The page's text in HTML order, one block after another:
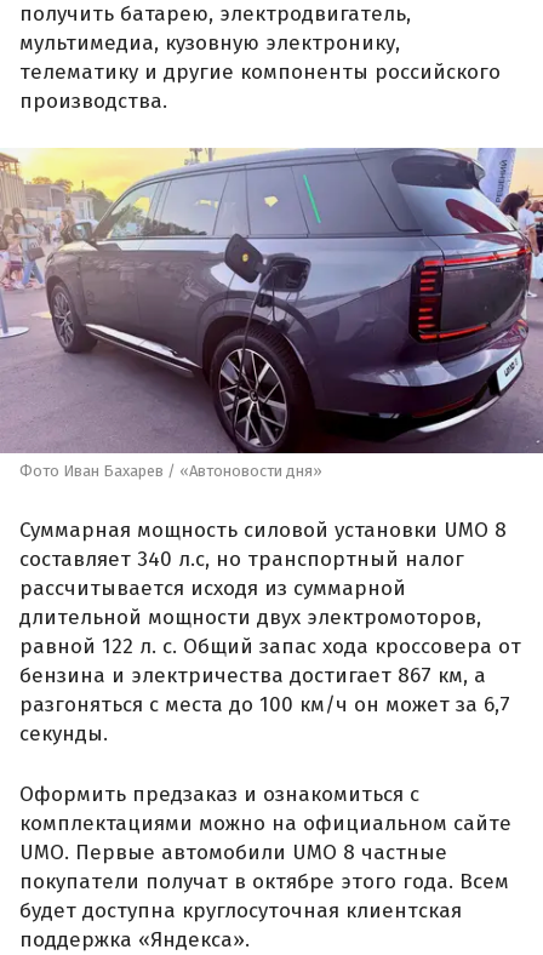
получить батарею, электродвигатель,
мультимедиа, кузовную электронику,
телематику и другие компоненты российского
производства.
Фото Иван Бахарев / «Автоновости дня»
Суммарная мощность силовой установки UMO 8
составляет 340 л.с, но транспортный налог
рассчитывается исходя из суммарной
длительной мощности двух электромоторов,
равной 122 л. с. Общий запас хода кроссовера от
бензина и электричества достигает 867 км, а
разгоняться с места до 100 км/ч он может за 6,7
секунды.
Оформить предзаказ и ознакомиться с
комплектациями можно на официальном сайте
UMO. Первые автомобили UMO 8 частные
покупатели получат в октябре этого года. Всем
будет доступна круглосуточная клиентская
поддержка «Яндекса».